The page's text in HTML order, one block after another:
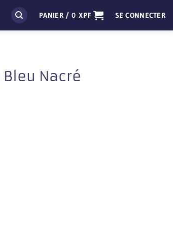
PANIER / 0XPF SE CONNECTER
Nacré